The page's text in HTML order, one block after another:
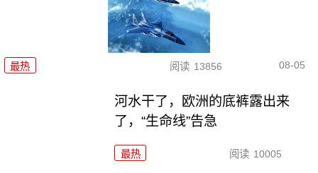
最热 阅读 13856 08-05
河水干了，欧洲的底裤露出来
了，“生命线”告急
最热 阅读 10005